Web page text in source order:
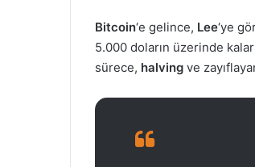
Bitcoin‘e gelince, Lee‘ye
5.000 doların üzerinde
sürece, halving ve